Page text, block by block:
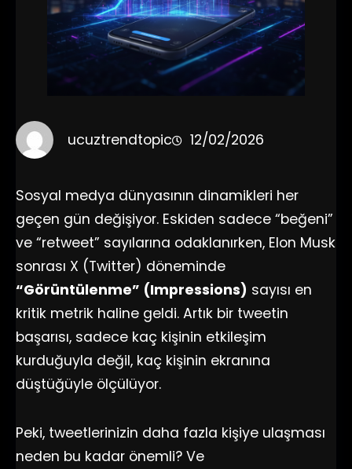
ucuztrendtopic 12/02/2026
Sosyal medya dünyasının dinamikleri her
geçen gün değişiyor. Eskiden sadece “beğeni”
ve “retweet” sayılarına odaklanırken, Elon Musk
sonrası X (Twitter) döneminde
“Görüntülenme” (Impressions) sayısı en
kritik metrik haline geldi. Artık bir tweetin
başarısı, sadece kaç kişinin etkileşim
kurduğuyla değil, kaç kişinin ekranına
düştüğüyle ölçülüyor.
Peki, tweetlerinizin daha fazla kişiye ulaşması
neden bu kadar önemli? Ve